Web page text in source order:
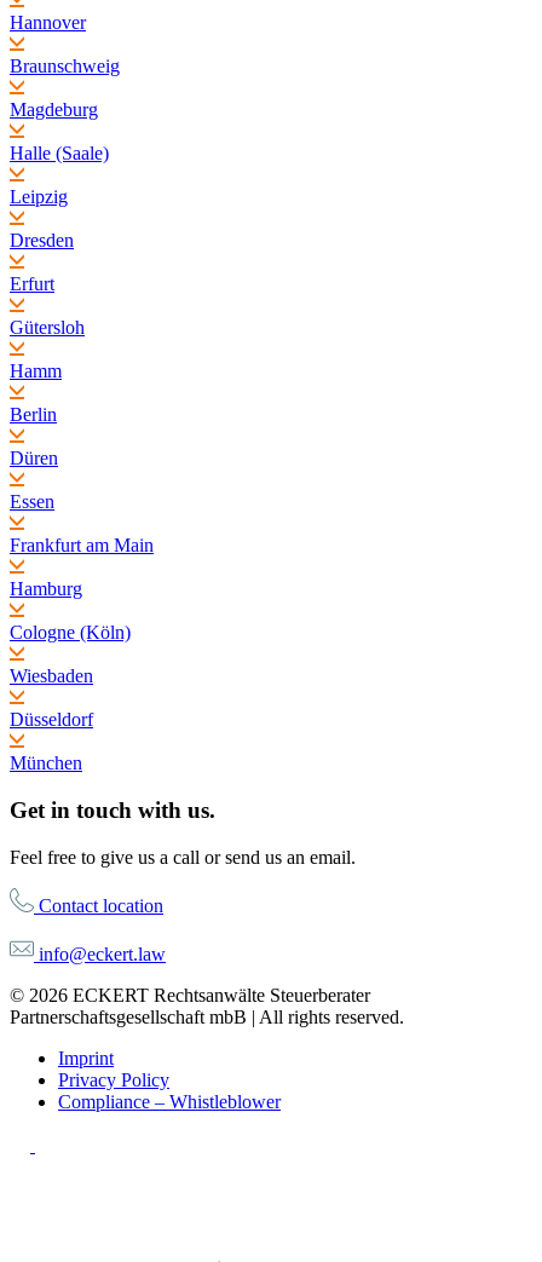
Hannover
Braunschweig
Magdeburg
Halle (Saale)
Leipzig
Dresden
Erfurt
Gütersloh
Hamm
Berlin
Düren
Essen
Frankfurt am Main
Hamburg
Cologne (Köln)
Wiesbaden
Düsseldorf
München
Get in touch with us.
Feel free to give us a call or send us an email.
Contact location
info@eckert.law
© 2026 ECKERT Rechtsanwälte Steuerberater
Partnerschaftsgesellschaft mbB | All rights reserved.
Imprint
Privacy Policy
Compliance – Whistleblower